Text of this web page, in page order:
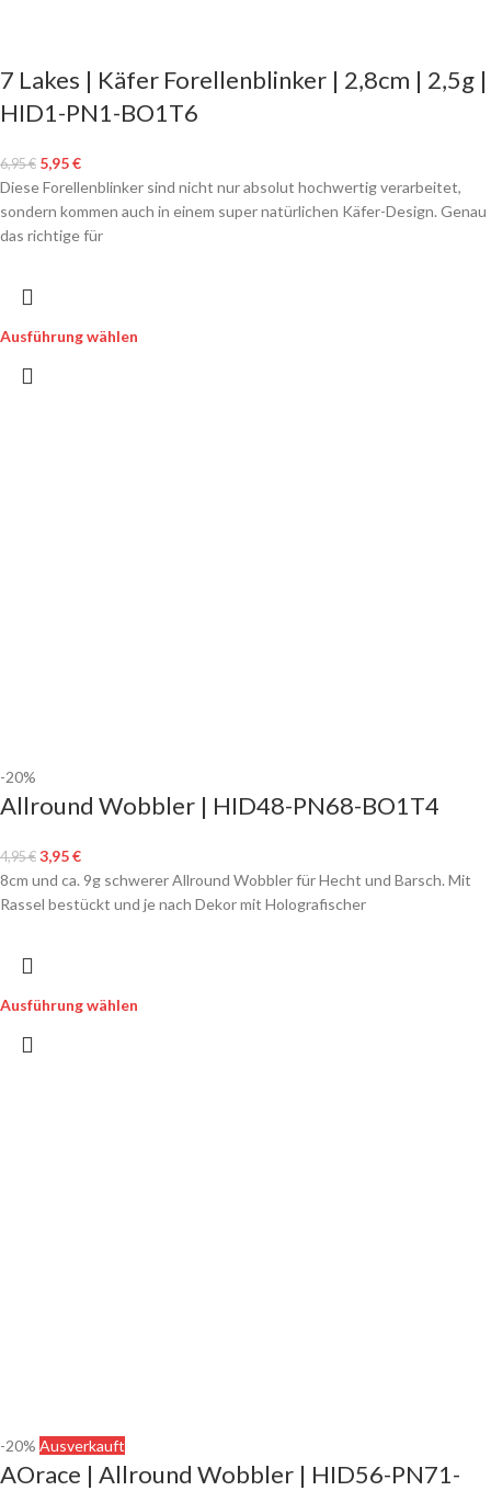
7 Lakes | Käfer Forellenblinker | 2,8cm | 2,5g |
HID1-PN1-BO1T6
6,95€ 5,95€
Diese Forellenblinker sind nicht nur absolut hochwertig verarbeitet,
sondern kommen auch in einem super natürlichen Käfer-Design. Genau
das richtige für
Ausführung wählen
-20%
Allround Wobbler | HID48-PN68-BO1T4
4,95€ 3,95€
8cm und ca. 9g schwerer Allround Wobbler für Hecht und Barsch. Mit
Rassel bestückt und je nach Dekor mit Holografischer
Ausführung wählen
-20% Ausverkauft
AOrace | Allround Wobbler | HID56-PN71-